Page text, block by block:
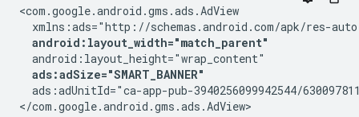
<com.google.android.gms.ads.AdView
xmlns:ads="http://schemas.android.com/apk/res-
android:layout_width="match_parent"
  android:layout_height="wrap_content"
ads:adSize="SMART_BANNER"
ads:adUnitId="ca-app-pub-3940256099942544/
</com.google.android.gms.ads.AdView>